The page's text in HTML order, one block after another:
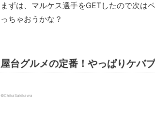
まずは、マルケス選手をGETしたので次は
っちゃおうかな？
屋台グルメの定番！やっぱりケバ
©ChikaSakikawa